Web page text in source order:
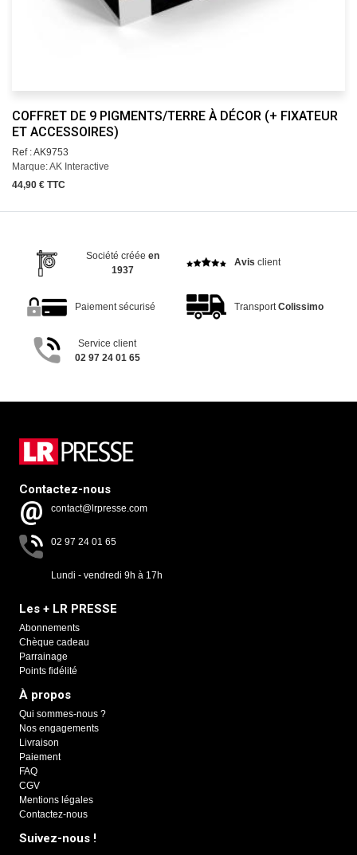
COFFRET DE 9 PIGMENTS/TERRE À DÉCOR (+ FIXATEUR
ET ACCESSOIRES)
Ref : AK9753
Marque: AK Interactive
44,90 € TTC
Société créée en
1937
Avis client
Paiement sécurisé TransportColissimo
Service client
02 97 24 01 65
Contactez-nous
contact@lrpresse.com
02 97 24 01 65
Lundi - vendredi 9h à 17h
Les + LR PRESSE
Abonnements
Chèque cadeau
Parrainage
Points fidélité
À propos
Qui sommes-nous ?
Nos engagements
Livraison
Paiement
FAQ
CGV
Mentions légales
Contactez-nous
Suivez-nous !